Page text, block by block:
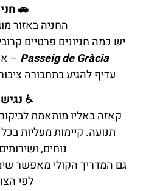
🚗
החניה באזור
יש כמה חניונים פרטיים
Passeig de Gràcia
–
עדיף להגיע בתחבורה
♿
קאזה באליו מותאמת
תנועה. קיימות מעליות
נוחים,
גם המדריך הקולי מאפשר
לפי